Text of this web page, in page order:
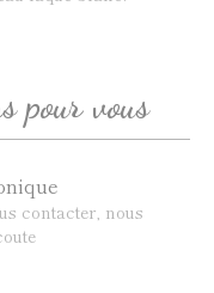
pour vous
contacter, nous